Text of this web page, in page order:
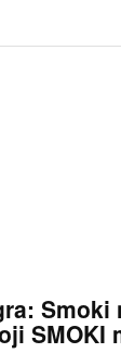
Smoki
SMOKI